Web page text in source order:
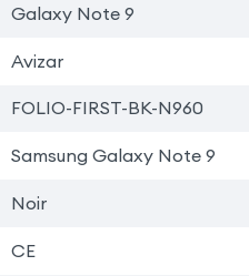
Galaxy Note 9
Avizar
FOLIO-FIRST-BK-N960
Samsung Galaxy Note 9
Noir
CE